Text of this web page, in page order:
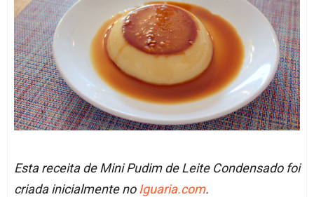
Esta receita de Mini Pudim de Leite Condensado foi
criada inicialmente no Iguaria.com.